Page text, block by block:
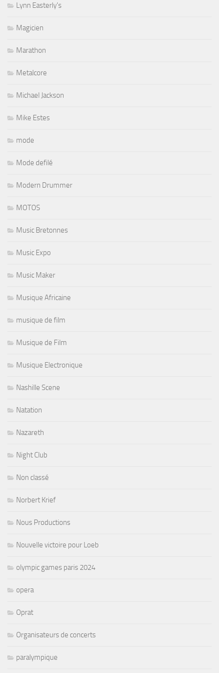
Lynn Easterly's
Magicien
Marathon
Metalcore
Michael Jackson
Mike Estes
mode
Mode defilé
Modern Drummer
MOTOS
Music Bretonnes
Music Expo
Music Maker
Musique Africaine
musique de film
Musique de Film
Musique Electronique
Nashille Scene
Natation
Nazareth
Night Club
Non classé
Norbert Krief
Nous Productions
Nouvelle victoire pour Loeb
olympic games paris 2024
opera
Oprat
Organisateurs de concerts
paralympique